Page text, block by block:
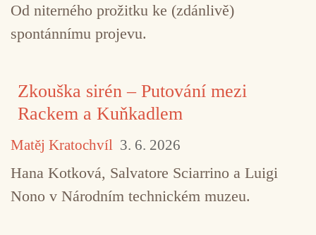
Od niterného prožitku ke (zdánlivě)
spontánnímu projevu.
Zkouška sirén – Putování mezi
Rackem a Kuňkadlem
Matěj Kratochvíl 3. 6. 2026
Hana Kotková, Salvatore Sciarrino a Luigi
Nono v Národním technickém muzeu.